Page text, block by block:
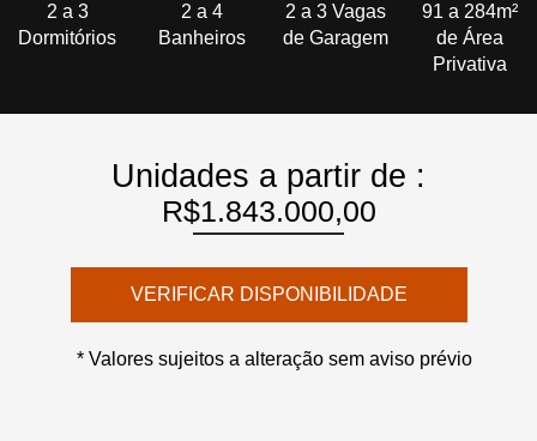
2 a 3
Dormitórios
2 a 4
Banheiros
2 a 3 Vagas
de Garagem
91 a 284m²
de Área
Privativa
Unidades a partir de :
R$1.843.000,00
VERIFICAR DISPONIBILIDADE
* Valores sujeitos a alteração sem aviso prévio